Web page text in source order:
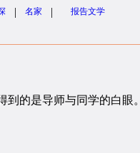
| 名家 | 报告文学
的是导师与同学的白眼。